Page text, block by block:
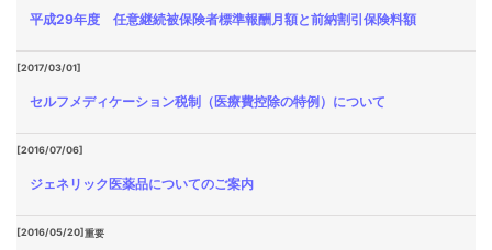
平成29年度 任意継続被保険者標準報酬月額と前納割引保険料額
[2017/03/01]
セルフメディケーション税制（医療費控除の特例）について
[2016/07/06]
ジェネリック医薬品についてのご案内
[2016/05/20]重要